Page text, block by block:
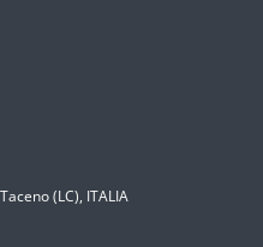
(LC), ITALIA